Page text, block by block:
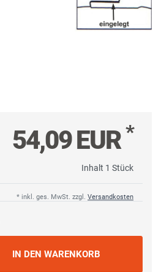
54,09 EUR*
Inhalt 1 Stück
* inkl. ges. MwSt. zzgl. Versandkosten
IN DEN WARENKORB